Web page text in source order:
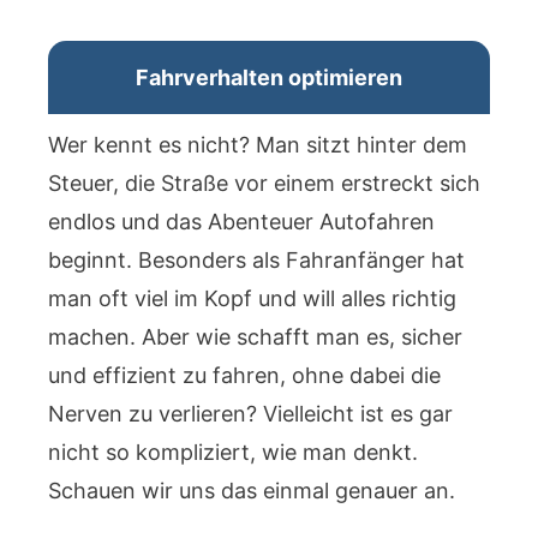
Fahrverhalten optimieren
Wer kennt es nicht? Man sitzt hinter dem
Steuer, die Straße vor einem erstreckt sich
endlos und das Abenteuer Autofahren
beginnt. Besonders als Fahranfänger hat
man oft viel im Kopf und will alles richtig
machen. Aber wie schafft man es, sicher
und effizient zu fahren, ohne dabei die
Nerven zu verlieren? Vielleicht ist es gar
nicht so kompliziert, wie man denkt.
Schauen wir uns das einmal genauer an.